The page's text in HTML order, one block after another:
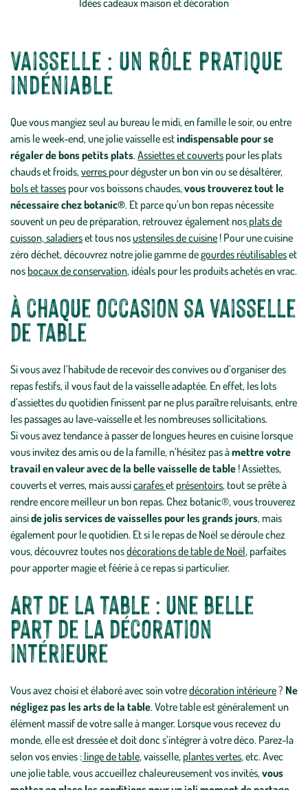
Idées cadeaux maison et décoration
Vaisselle : un rôle pratique
indéniable
Que vous mangiez seul au bureau le midi, en famille le soir, ou entre
amis le week-end, une jolie vaisselle estindispensable pour se
régaler de bons petits plats.Assiettes et couverts pour les plats
chauds et froids,verres pour déguster un bon vin ou se désaltérer,
bols et tasses pour vos boissons chaudes,vous trouverez tout le
nécessaire chez botanic®. Et parce qu’un bon repas nécessite
souvent un peu de préparation, retrouvez également nos plats de
cuisson, saladierset tous nosustensiles de cuisine ! Pour une cuisine
zéro déchet, découvrez notre jolie gamme degourdes réutilisableset
nos bocaux de conservation, idéals pour les produits achetés en vrac.
À chaque occasion sa vaisselle
de table
Si vous avez l’habitude de recevoir des convives ou d’organiser des
repas festifs, il vous faut de la vaisselle adaptée. En effet, les lots
d’assiettes du quotidien finissent par ne plus paraître reluisants, entre
les passages au lave-vaisselle et les nombreuses sollicitations.
Si vous avez tendance à passer de longues heures en cuisine lorsque
vous invitez des amis ou de la famille, n’hésitez pas àmettre votre
travail en valeur avec de la belle vaisselle de table ! Assiettes,
couverts et verres, mais aussicarafeset présentoirs, tout se prête à
rendre encore meilleur un bon repas. Chez botanic®, vous trouverez
ainside jolis services de vaisselles pour les grands jours, mais
également pour le quotidien. Et si le repas de Noël se déroule chez
vous, découvrez toutes nosdécorations de table de Noël, parfaites
pour apporter magie et féérie à ce repas si particulier.
Art de la table : une belle
part de la décoration
intérieure
Vous avez choisi et élaboré avec soin votredécoration intérieure? Ne
négligez pas les arts de la table. Votre table est généralement un
élément massif de votre salle à manger. Lorsque vous recevez du
monde, elle est dressée et doit donc s’intégrer à votre déco. Parez-la
selon vos envies : linge de table, vaisselle, plantes vertes, etc. Avec
une jolie table, vous accueillez chaleureusement vos invités,vous